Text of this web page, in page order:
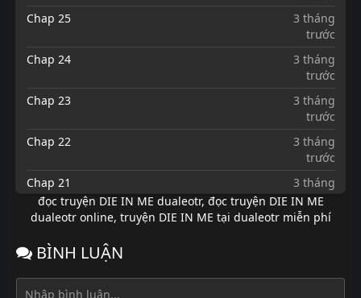
Chap 25
3 tháng
trước
Chap 24
3 tháng
trước
Chap 23
3 tháng
trước
Chap 22
3 tháng
trước
Chap 21
3 tháng
trước
Chap 20
3 tháng
Chap 19
trước
đọc truyện DIE IN ME dualeotr, đọc truyện DIE IN ME
dualeotr online, truyện DIE IN ME tại dualeotr miễn phí
BÌNH LUẬN